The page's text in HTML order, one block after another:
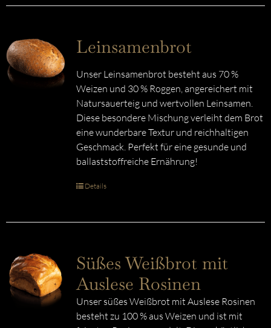
Leinsamenbrot
Unser Leinsamenbrot besteht aus 70 %
Weizen und 30 % Roggen, angereichert mit
Natursauerteig und wertvollen Leinsamen.
Diese besondere Mischung verleiht dem Brot
eine wunderbare Textur und reichhaltigen
Geschmack. Perfekt für eine gesunde und
ballaststoffreiche Ernährung!
Details
Süßes Weißbrot mit
Auslese Rosinen
Unser süßes Weißbrot mit Auslese Rosinen
besteht zu 100 % aus Weizen und ist mit